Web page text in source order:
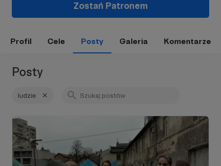
Zostań Patronem
Profil Cele Posty Galeria Komentarze
Posty
ludzie